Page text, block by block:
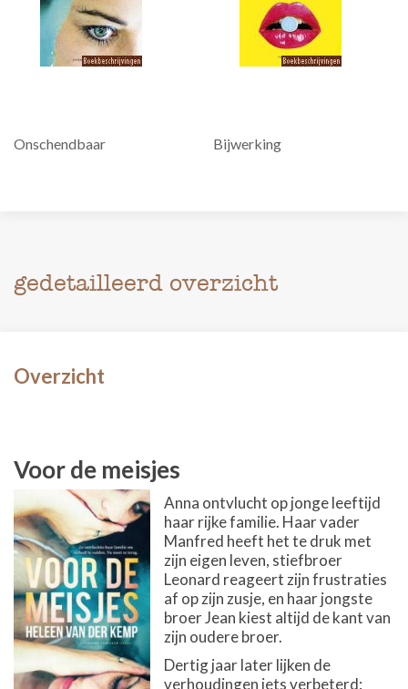
Onschendbaar Bijwerking
gedetailleerd overzicht
Overzicht
Voor de meisjes
Anna ontvlucht op jonge leeftijd
haar rijke familie. Haar vader
Manfred heeft het te druk met
zijn eigen leven, stiefbroer
Leonard reageert zijn frustraties
af op zijn zusje, en haar jongste
broer Jean kiest altijd de kant van
zijn oudere broer.
Dertig jaar later lijken de
verhoudingen iets verbeterd: